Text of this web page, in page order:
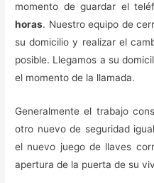
momento de guardar el
horas. Nuestro equipo de
su domicilio y realizar el
posible. Llegamos a su
el momento de la llamada.
Generalmente el trabajo
otro nuevo de seguridad
el nuevo juego de llaves
apertura de la puerta de su